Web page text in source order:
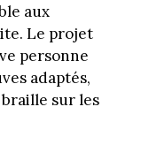
aux
Le projet
personne
adaptés,
sur les